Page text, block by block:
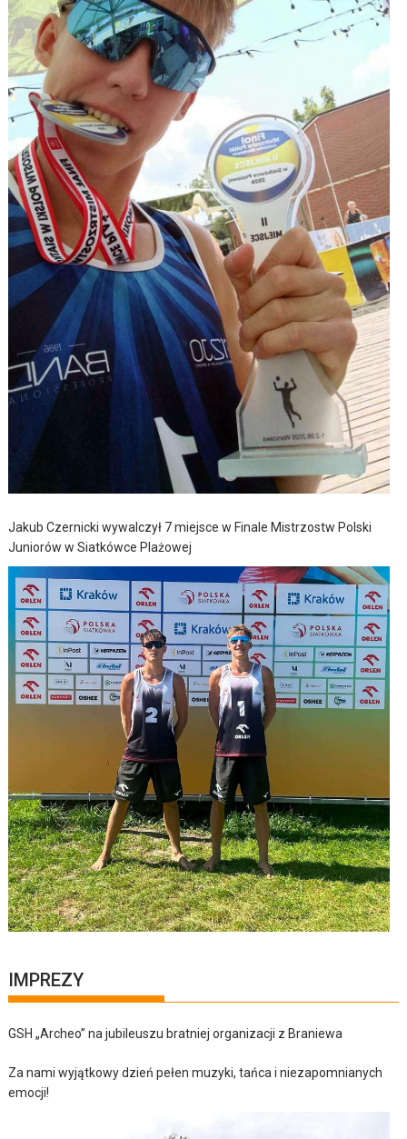
Jakub Czernicki wywalczył 7 miejsce w Finale Mistrzostw Polski
Juniorów w Siatkówce Plażowej
IMPREZY
GSH „Archeo” na jubileuszu bratniej organizacji z Braniewa
Za nami wyjątkowy dzień pełen muzyki, tańca i niezapomnianych
emocji!